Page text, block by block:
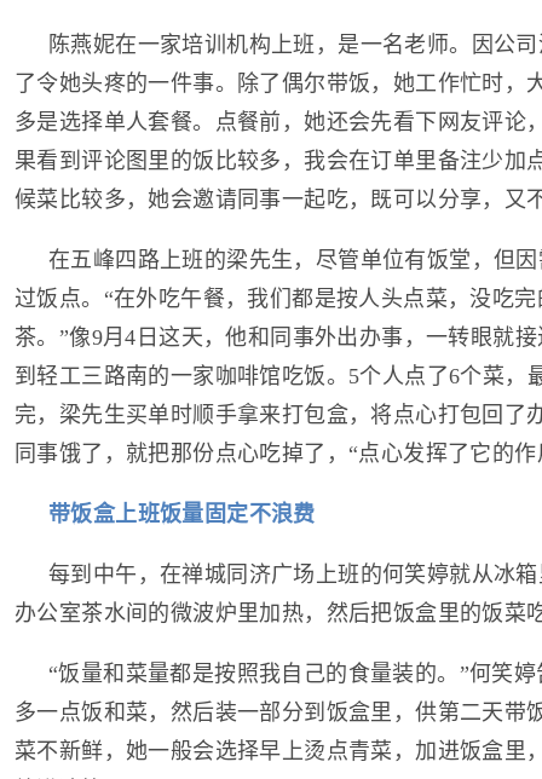
陈燕妮在一家培训机构上班，是一名老师。因公
了令她头疼的一件事。除了偶尔带饭，她工作忙时，
多是选择单人套餐。点餐前，她还会先看下网友评论
果看到评论图里的饭比较多，我会在订单里备注少加
候菜比较多，她会邀请同事一起吃，既可以分享，又
在五峰四路上班的梁先生，尽管单位有饭堂，但
过饭点。“在外吃午餐，我们都是按人头点菜，没吃
茶。”像9月4日这天，他和同事外出办事，一转眼就
到轻工三路南的一家咖啡馆吃饭。5个人点了6个菜，
完，梁先生买单时顺手拿来打包盒，将点心打包回了
同事饿了，就把那份点心吃掉了，“点心发挥了它的
带饭盒上班饭量固定不浪费
每到中午，在禅城同济广场上班的何笑婷就从冰
办公室茶水间的微波炉里加热，然后把饭盒里的饭菜
“饭量和菜量都是按照我自己的食量装的。”何笑
多一点饭和菜，然后装一部分到饭盒里，供第二天带
菜不新鲜，她一般会选择早上烫点青菜，加进饭盒里